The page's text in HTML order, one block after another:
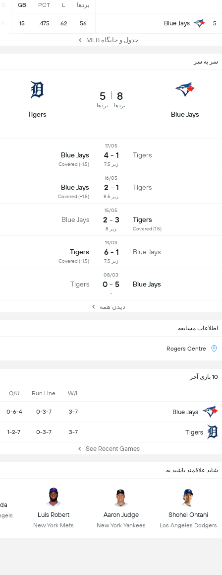
بردها L
PCT
GB
5
Blue Jays
56
62
.475
15
جدول و جایگاه MLB
اطلاعات مسابقه
Rogers Centre
10 بازی آخر
W/L
Run Line
O/U
Blue Jays
3-7
0-3-7
0-6-4
Tigers
3-7
0-3-7
1-2-7
See Recent Games
سر به سر
Blue Jays
8
بردها
5
بردها
Tigers
Tigers
17/05
1 - 4
Blue Jays
Covered (-1.5) زیر 7.5
Tigers
16/05
1 - 2
Blue Jays
Covered (+1.5) زیر 8.5
Tigers
Covered (1.5)
15/05
3 - 2
Blue Jays
زیر 8
Blue Jays
14/03
1 - 6
Tigers
Covered (-1.5) زیر 7.5
Blue Jays
08/03
5 - 0
Tigers
-
دیدن همه
شاید علاقمند باشید به
Shohei Ohtani
Los Angeles Dodgers
Aaron Judge
New York Yankees
Luis Robert
New York Mets